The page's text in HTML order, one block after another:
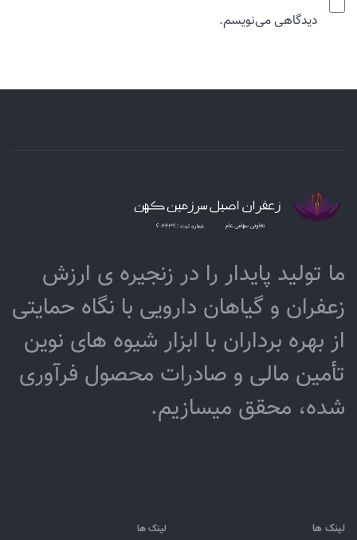
دیدگاهی می‌نویسم.
ما تولید پایدار را در زنجیره ­ی­ ارزش
زعفران و گیاهان دارویی با نگاه حمایتی
از بهره برداران با ابزار شیوه­ های نوین
تأمین مالی و صادرات محصول فرآوری
شده، محقق می­سازیم.
لینک ها لینک ها